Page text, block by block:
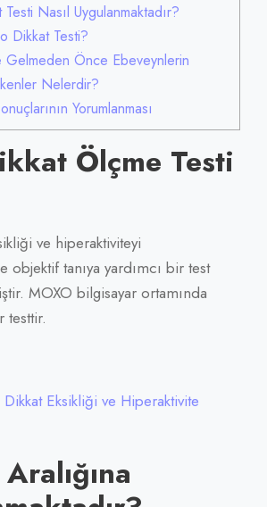
Nasıl Uygulanmaktadır?
Dikkat Testi?
Gelmeden Önce Ebeveynlerin
Nelerdir?
Yorumlanması
Ölçme Testi
ve hiperaktiviteyi
tanıya yardımcı bir test
MOXO bilgisayar ortamında
testtir.
Dikkat Eksikliği ve Hiperaktivite